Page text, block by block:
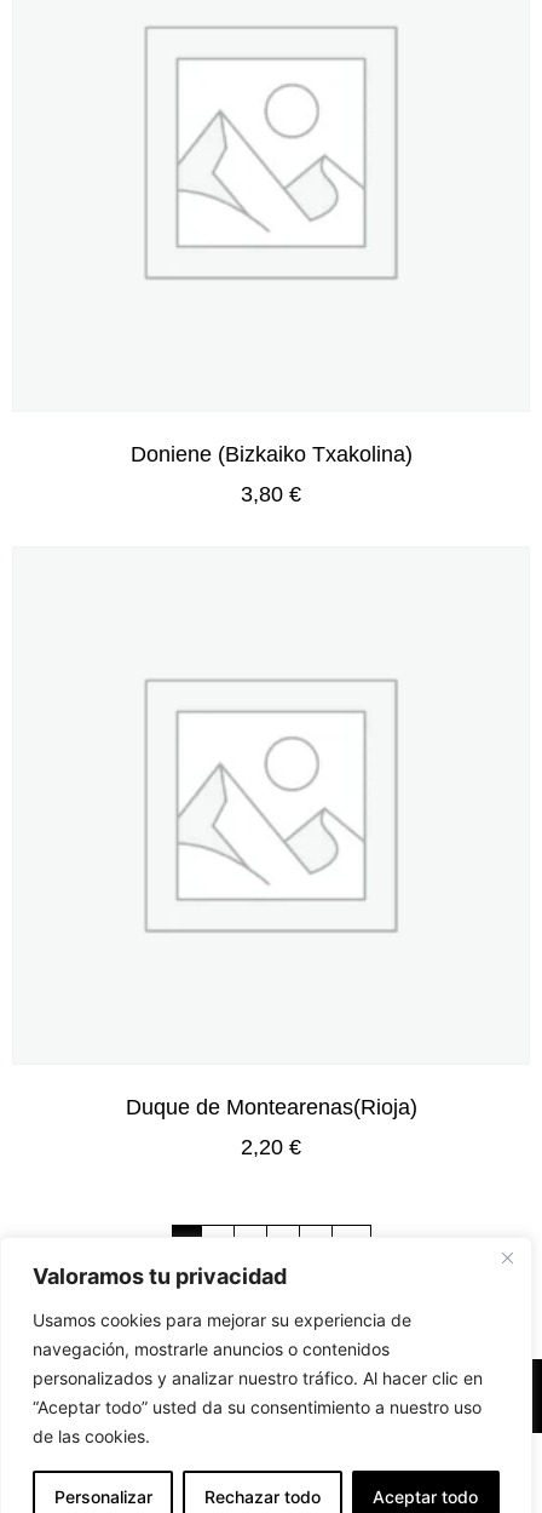
Valoramos tu privacidad
Usamos cookies para mejorar su experiencia de
navegación, mostrarle anuncios o contenidos
personalizados y analizar nuestro tráfico. Al hacer clic en
“Aceptar todo” usted da su consentimiento a nuestro uso
de las cookies.
Personalizar Rechazar todo Aceptar todo
Doniene (Bizkaiko Txakolina)
3,80 €
Duque de Montearenas(Rioja)
2,20 €
1
EN